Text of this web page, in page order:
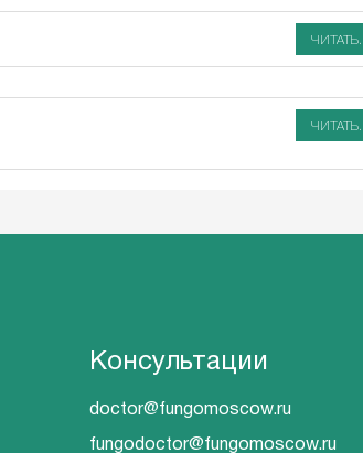
ЧИТАТЬ...
ЧИТАТЬ...
Консультации
doctor@fungomoscow.ru
fungodoctor@fungomoscow.ru